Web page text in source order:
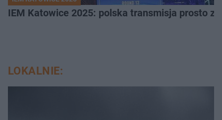
IEM Katowice 2025: polska transmisja prosto
LOKALNIE: